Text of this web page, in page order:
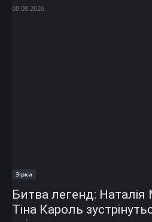
08.08.2026
Зірки
Битва легенд:
Тіна Кароль